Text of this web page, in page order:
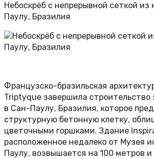
Небоскрёб с непрерывной сеткой из
Паулу, Бразилия
Французско-бразильская
Triptyque завершила строительство
в Сан-Паулу, Бразилия, которое
структурную бетонную клетку,
цветочными горшками. Здание
расположенное недалеко от Музея
Паулу, возвышается на 100 метров